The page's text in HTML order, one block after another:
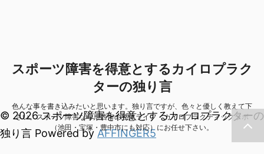
スポーツ障害を得意とするカイロプラク
ターの独り言
色んな事を書き込みたいと思います。独り言ですが、色々と優しく教えて下
さい。スポーツ障害なら川西市の整体ライフ・カイロプラクティックラボ
（池田・宝塚・豊中市にも対応）にお任せ下さい。
© 2026 スポーツ障害を得意とするカイロプラクターの
独り言 Powered by AFFINGER5